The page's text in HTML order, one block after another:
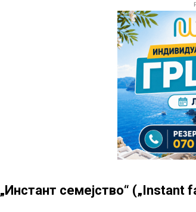
„Инстант семејство“ („Instant